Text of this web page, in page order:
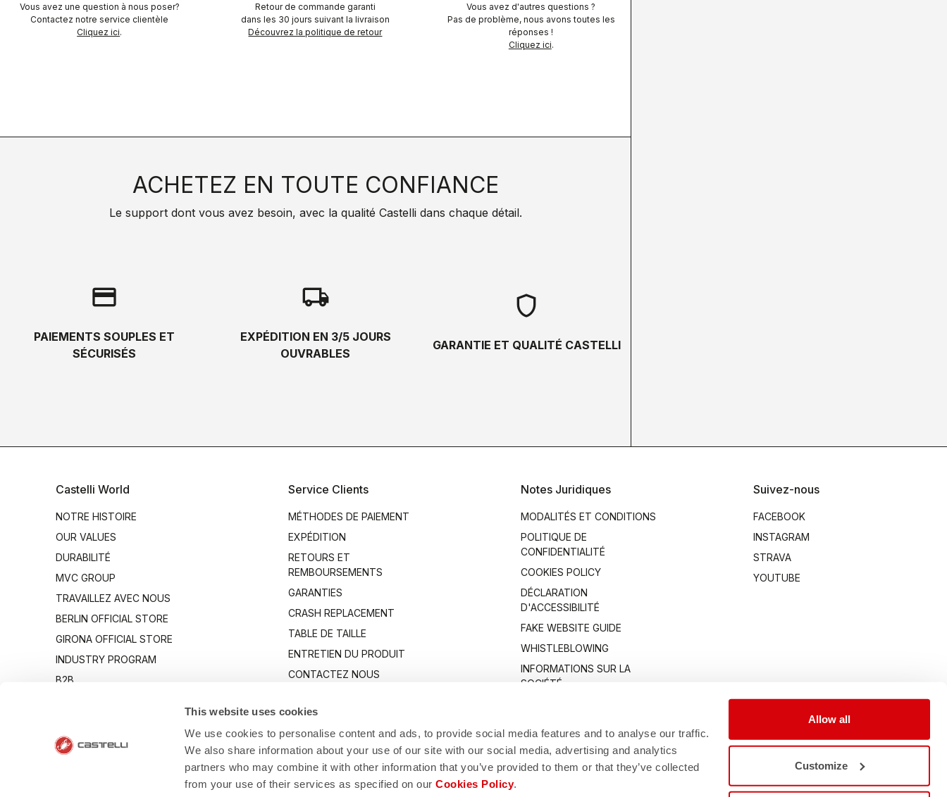
This website uses cookies
We use cookies to personalise content and ads, to provide social media features and to analyse our traffic.
We also share information about your use of our site with our social media, advertising and analytics
partners who may combine it with other information that you’ve provided to them or that they’ve collected
from your use of their services as specified on ourCookies Policy.
Allow all
Customize
Vous avez une question à nous poser?
Contactez notre service clientèle
Cliquez ici.
Retour de commande garanti
dans les 30 jours suivant la livraison
Découvrez la politique de retour
Vous avez d'autres questions ?
Pas de problème, nous avons toutes les
réponses !
Cliquez ici.
ACHETEZ EN TOUTE CONFIANCE
Le support dont vous avez besoin, avec la qualité Castelli dans chaque détail.
credit_card
PAIEMENTS SOUPLES ET
SÉCURISÉS
local_shipping
EXPÉDITION EN 3/5 JOURS
OUVRABLES
shield
GARANTIE ET QUALITÉ CASTELLI
Castelli World
NOTRE HISTOIRE
OUR VALUES
DURABILITÉ
MVC GROUP
TRAVAILLEZ AVEC NOUS
BERLIN OFFICIAL STORE
GIRONA OFFICIAL STORE
INDUSTRY PROGRAM
B2B
Service Clients
MÉTHODES DE PAIEMENT
EXPÉDITION
RETOURS ET
REMBOURSEMENTS
GARANTIES
CRASH REPLACEMENT
TABLE DE TAILLE
ENTRETIEN DU PRODUIT
CONTACTEZ NOUS
Notes Juridiques
MODALITÉS ET CONDITIONS
POLITIQUE DE
CONFIDENTIALITÉ
COOKIES POLICY
DÉCLARATION
D'ACCESSIBILITÉ
FAKE WEBSITE GUIDE
WHISTLEBLOWING
INFORMATIONS SUR LA
SOCIÉTÉ
Suivez-nous
FACEBOOK
INSTAGRAM
STRAVA
YOUTUBE